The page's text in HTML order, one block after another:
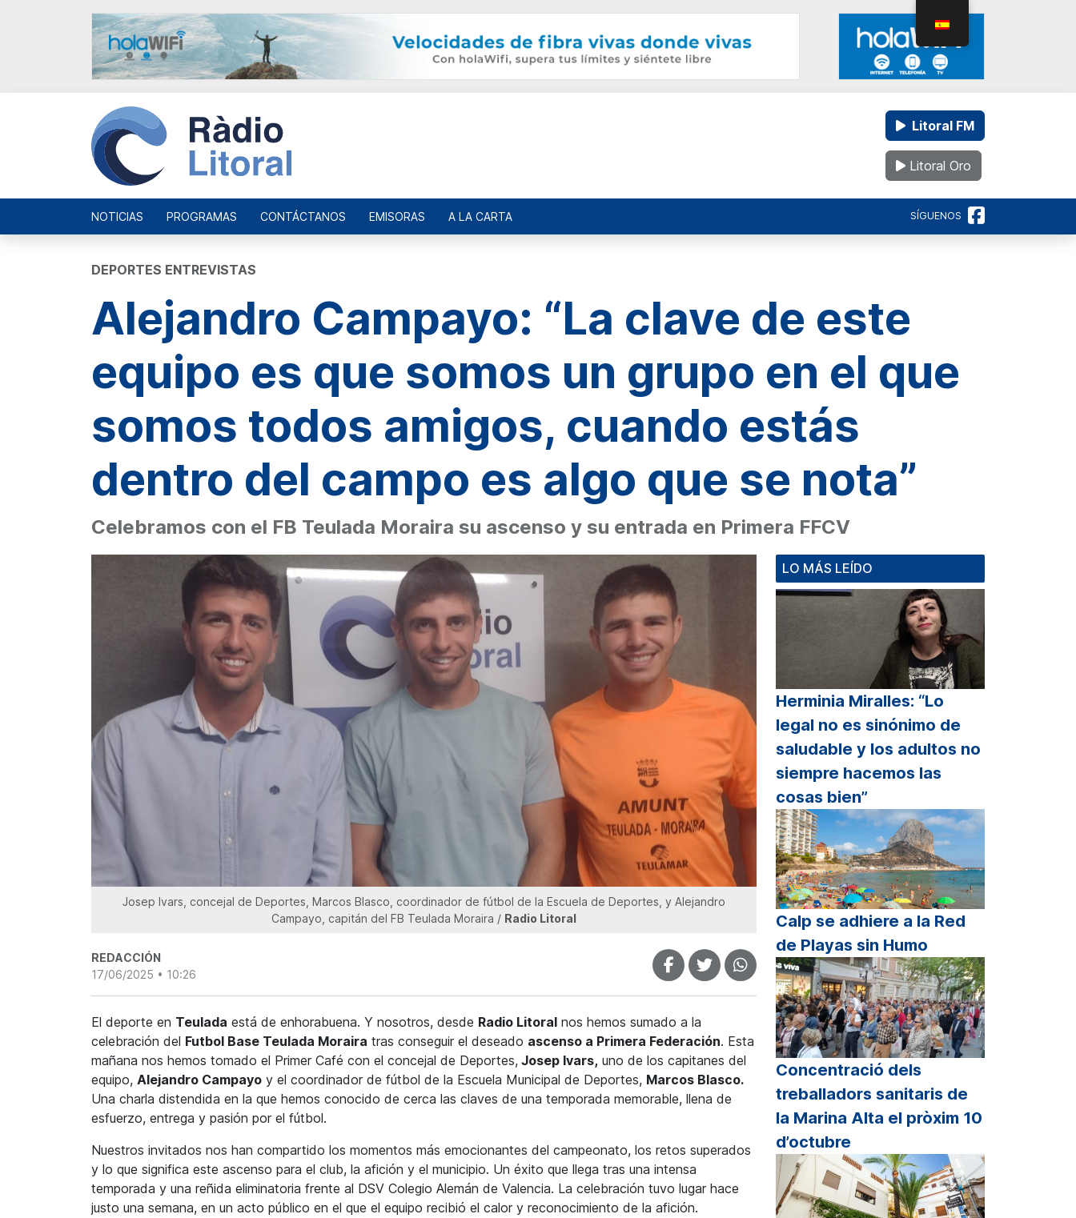
Litoral FM
Litoral Oro
NOTICIAS PROGRAMAS CONTÁCTANOS EMISORAS A LA CARTA SÍGUENOS
DEPORTES ENTREVISTAS
Alejandro Campayo: “La clave de este
equipo es que somos un grupo en el que
somos todos amigos, cuando estás
dentro del campo es algo que se nota”
Celebramos con el FB Teulada Moraira su ascenso y su entrada en Primera FFCV
Josep Ivars, concejal de Deportes, Marcos Blasco, coordinador de fútbol de la Escuela de Deportes, y Alejandro
Campayo, capitán del FB Teulada Moraira / Radio Litoral
REDACCIÓN
17/06/2025 • 10:26
El deporte en Teulada está de enhorabuena. Y nosotros, desde Radio Litoral nos hemos sumado a la
celebración del Futbol Base Teulada Moraira tras conseguir el deseado ascenso a Primera Federación. Esta
mañana nos hemos tomado el Primer Café con el concejal de Deportes, Josep Ivars, uno de los capitanes del
equipo, Alejandro Campayo y el coordinador de fútbol de la Escuela Municipal de Deportes, Marcos Blasco.
Una charla distendida en la que hemos conocido de cerca las claves de una temporada memorable, llena de
esfuerzo, entrega y pasión por el fútbol.
Nuestros invitados nos han compartido los momentos más emocionantes del campeonato, los retos superados
y lo que significa este ascenso para el club, la afición y el municipio. Un éxito que llega tras una intensa
temporada y una reñida eliminatoria frente al DSV Colegio Alemán de Valencia. La celebración tuvo lugar hace
justo una semana, en un acto público en el que el equipo recibió el calor y reconocimiento de la afición.
LO MÁS LEÍDO
Herminia Miralles: “Lo
legal no es sinónimo de
saludable y los adultos no
siempre hacemos las
cosas bien”
Calp se adhiere a la Red
de Playas sin Humo
Concentració dels
treballadors sanitaris de
la Marina Alta el pròxim 10
d’octubre